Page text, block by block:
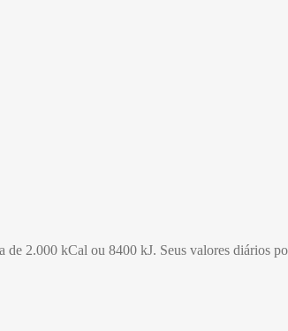
2.000 kCal ou 8400 kJ. Seus valores diários